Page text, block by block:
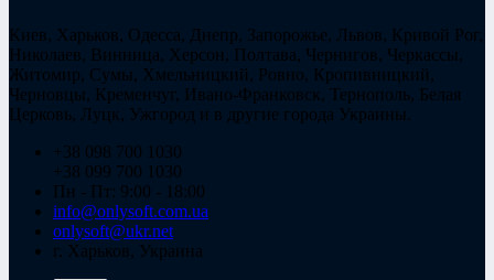
Киев, Харьков, Одесса, Днепр, Запорожье, Львов, Кривой Рог,
Николаев, Винница, Херсон, Полтава, Чернигов, Черкассы,
Житомир, Сумы, Хмельницкий, Ровно, Кропивницкий,
Черновцы, Кременчуг, Ивано-Франковск, Тернополь, Белая
Церковь, Луцк, Ужгород и в другие города Украины.
+38 098 700 1030
+38 099 700 1030
Пн - Пт: 9:00 - 18:00
info@onlysoft.com.ua
onlysoft@ukr.net
г. Харьков, Украина